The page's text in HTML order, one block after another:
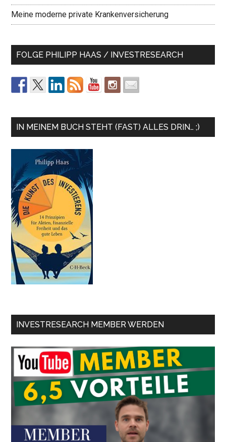
Meine moderne private Krankenversicherung
FOLGE PHILIPP HAAS / INVESTRESEARCH
IN MEINEM BUCH STEHT (FAST) ALLES DRIN… ;)
INVESTRESEARCH MEMBER WERDEN